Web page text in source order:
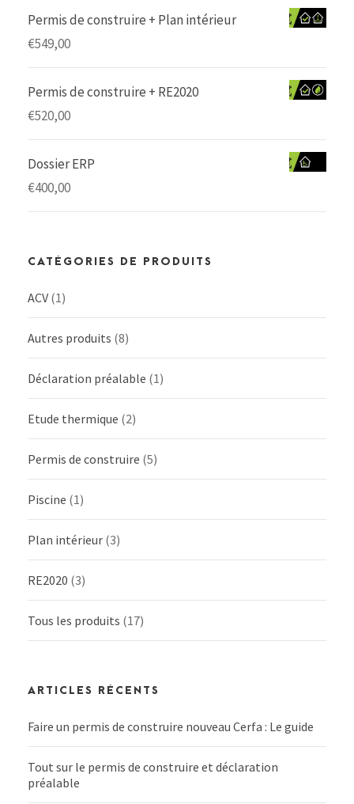
Permis de construire + Plan intérieur
€549,00
Permis de construire + RE2020
€520,00
Dossier ERP
€400,00
CATÉGORIES DE PRODUITS
ACV (1)
Autres produits (8)
Déclaration préalable (1)
Etude thermique (2)
Permis de construire (5)
Piscine (1)
Plan intérieur (3)
RE2020 (3)
Tous les produits (17)
ARTICLES RÉCENTS
Faire un permis de construire nouveau Cerfa : Le guide
Tout sur le permis de construire et déclaration
préalable